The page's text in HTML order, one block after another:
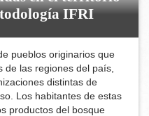
IFRI
pueblos originarios que
de las regiones del país,
distintas de
Los habitantes de estas
productos del bosque